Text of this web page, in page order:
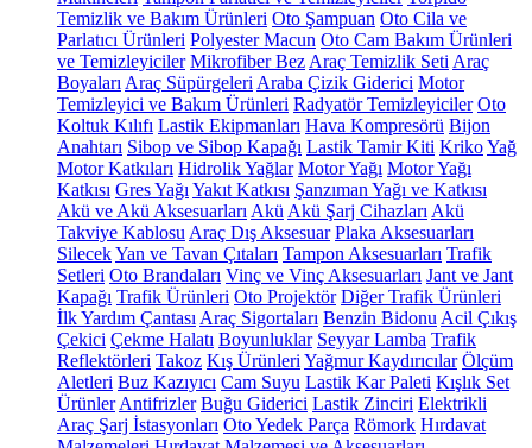
Temizlik ve Bakım Ürünleri Oto Şampuan Oto Cila ve
Parlatıcı Ürünleri Polyester Macun Oto Cam Bakım Ürünleri
ve Temizleyiciler Mikrofiber Bez Araç Temizlik Seti Araç
Boyaları Araç Süpürgeleri Araba Çizik Giderici Motor
Temizleyici ve Bakım Ürünleri Radyatör Temizleyiciler Oto
Koltuk Kılıfı Lastik Ekipmanları Hava Kompresörü Bijon
Anahtarı Sibop ve Sibop Kapağı Lastik Tamir Kiti KrikoYağ
Motor Katkıları Hidrolik Yağlar Motor Yağı Motor Yağı
Katkısı Gres Yağı Yakıt Katkısı Şanzıman Yağı ve Katkısı
Akü ve Akü Aksesuarları Akü Akü Şarj Cihazları Akü
Takviye Kablosu Araç Dış Aksesuar Plaka Aksesuarları
SilecekYan ve Tavan Çıtaları Tampon Aksesuarları Trafik
Setleri Oto Brandaları Vinç ve Vinç Aksesuarları Jant ve Jant
Kapağı Trafik Ürünleri Oto Projektör Diğer Trafik Ürünleri
İlk Yardım Çantası Araç Sigortaları Benzin Bidonu Acil Çıkış
Çekici Çekme Halatı Boyunluklar Seyyar Lamba Trafik
Reflektörleri Takoz Kış Ürünleri Yağmur Kaydırıcılar Ölçüm
Aletleri Buz Kazıyıcı Cam Suyu Lastik Kar Paleti Kışlık Set
Ürünler Antifrizler Buğu Giderici Lastik Zinciri Elektrikli
Araç Şarj İstasyonları Oto Yedek Parça Römork Hırdavat